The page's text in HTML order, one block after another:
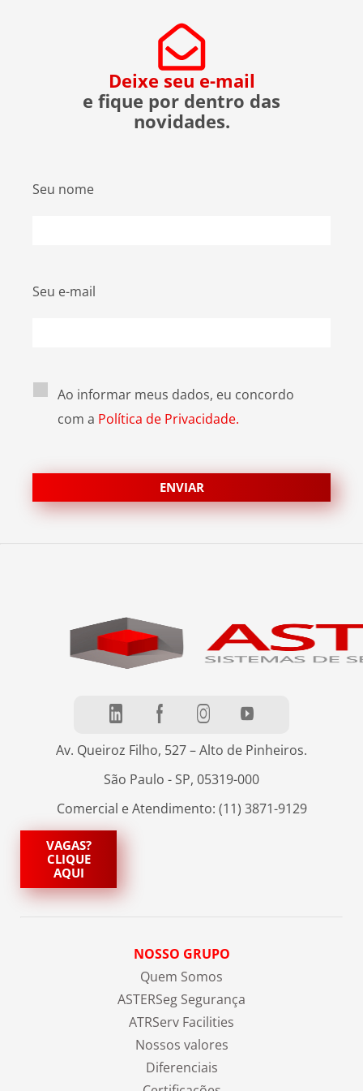
Deixe seu e-mail
e fique por dentro das
novidades.
Seu nome
Seu e-mail
Ao informar meus dados, eu concordo
com a Política de Privacidade.
Av. Queiroz Filho, 527 – Alto de Pinheiros.
São Paulo - SP, 05319-000
Comercial e Atendimento: (11) 3871-9129
VAGAS?
CLIQUE
AQUI
NOSSO GRUPO
Quem Somos
ASTERSeg Segurança
ATRServ Facilities
Nossos valores
Diferenciais